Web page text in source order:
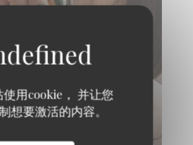
用cookie， 并让您
想要激活的内容。